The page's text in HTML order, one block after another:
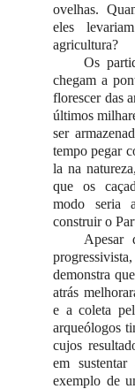
ovelhas.
eles
agricultura?
Os
chegam a
florescer das
últimos
ser
tempo pegar
la na
que os
modo seria
construir o
Apesar
demonstra
atrás
e a coleta
arqueólogos
cujos
em
exemplo de